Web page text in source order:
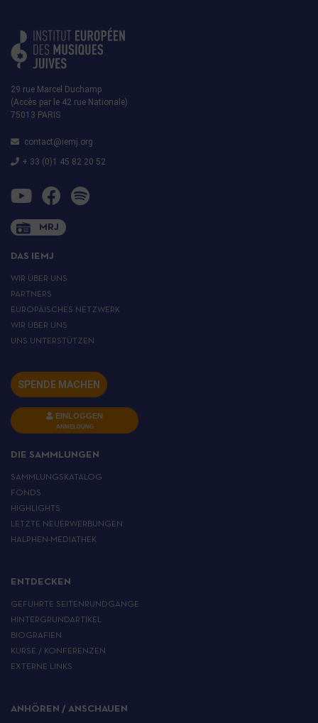
29 rue Marcel Duchamp
(Accès par le 42 rue Nationale)
75013 PARIS
contact@iemj.org
+ 33 (0)1 45 82 20 52
MRJ
DAS IEMJ
WIR ÜBER UNS
PARTNERS
EUROPÄISCHES NETZWERK
WIR ÜBER UNS
UNS UNTERSTÜTZEN
SPENDE MACHEN
EINLOGGEN
ANMELDUNG
DIE SAMMLUNGEN
SAMMLUNGSKATALOG
FONDS
HIGHLIGHTS
LETZTE NEUERWERBUNGEN
HALPHEN-MEDIATHEK
ENTDECKEN
GEFÜHRTE SEITENRUNDGÄNGE
HINTERGRUNDARTIKEL
BIOGRAFIEN
KURSE / KONFERENZEN
EXTERNE LINKS
ANHÖREN / ANSCHAUEN